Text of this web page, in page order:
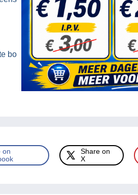
bo
on
Share on
X